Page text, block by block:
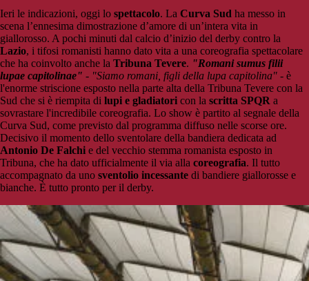
Ieri le indicazioni, oggi lo spettacolo. La Curva Sud ha messo in
scena l’ennesima dimostrazione d’amore di un’intera vita in
giallorosso. A pochi minuti dal calcio d’inizio del derby contro la
Lazio, i tifosi romanisti hanno dato vita a una coreografia spettacolare
che ha coinvolto anche la Tribuna Tevere. "Romani sumus filii
lupae capitolinae" - "Siamo romani, figli della lupa capitolina" - è
l'enorme striscione esposto nella parte alta della Tribuna Tevere con la
Sud che si è riempita di lupi e gladiatori con la scritta SPQR a
sovrastare l'incredibile coreografia. Lo show è partito al segnale della
Curva Sud, come previsto dal programma diffuso nelle scorse ore.
Decisivo il momento dello sventolare della bandiera dedicata ad
Antonio De Falchi e del vecchio stemma romanista esposto in
Tribuna, che ha dato ufficialmente il via alla coreografia. Il tutto
accompagnato da uno sventolio incessante di bandiere giallorosse e
bianche. È tutto pronto per il derby.